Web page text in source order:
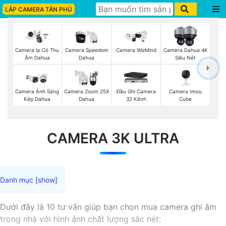
LẮP CAMERA TÂN PHÚ
Camera Ip Có Thu
Ậm Dahua
Camera Speedom
Dahua
Camera WizMind
Camera Dahua 4K
Siêu Nét
Camera Ánh Sáng
Kép Dahua
Camera Zoom 25X
Dahua
Đầu Ghi Camera
32 Kênh
Camera Imou
Cube
CAMERA 3K ULTRA
Dưới đây là 10 tư vấn giúp bạn chọn mua camera ghi âm
trong nhà với hình ảnh chất lượng sắc nét: